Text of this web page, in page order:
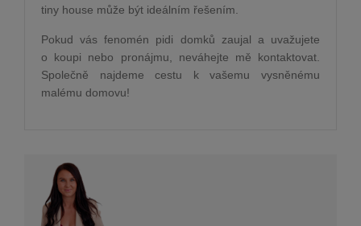
tiny house může být ideálním řešením.
Pokud vás fenomén pidi domků zaujal a uvažujete
o koupi nebo pronájmu, neváhejte mě kontaktovat.
Společně najdeme cestu k vašemu vysněnému
malému domovu!